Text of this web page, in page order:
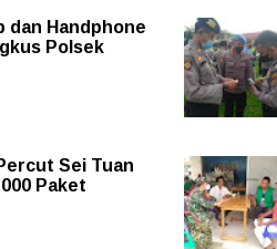
dan Handphone
Polsek
Sei Tuan
Paket